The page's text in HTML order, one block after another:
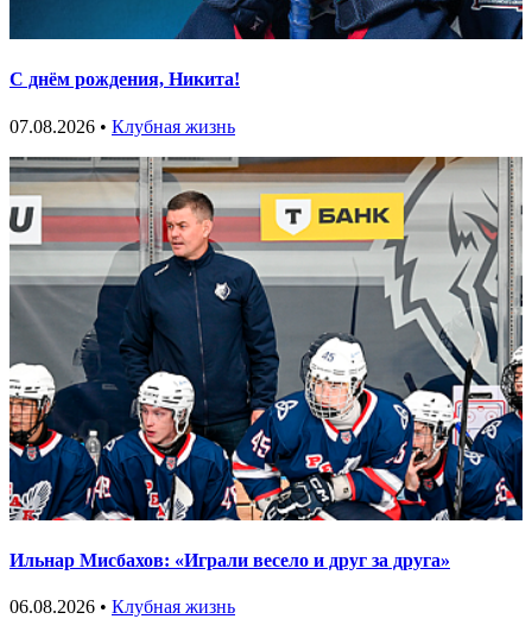
С днём рождения, Никита!
07.08.2026 • Клубная жизнь
Ильнар Мисбахов: «Играли весело и друг за друга»
06.08.2026 • Клубная жизнь